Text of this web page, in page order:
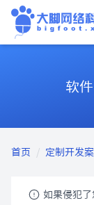
软
首页 / 定制开发案
如果侵犯了